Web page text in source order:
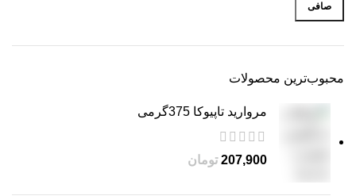
صافی
محبوب‌ترین محصولات
مروارید تاپیوکا 375گرمی
تومان